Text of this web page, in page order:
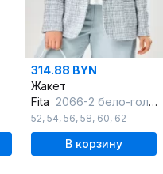
314.88 BYN
Жакет
Fita 2066-2 бело-голубой
52, 54, 56, 58, 60, 62
В корзину